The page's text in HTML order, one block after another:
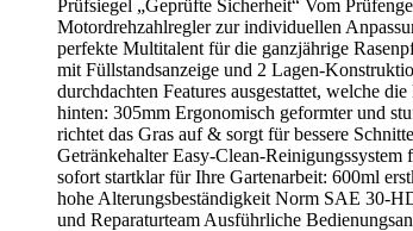
Prüfsiegel „Geprüfte Sicherheit“ Vom
Motordrehzahlregler zur individuellen
perfekte Multitalent für die ganzjährige
mit Füllstandsanzeige und 2 Lagen-
durchdachten Features ausgestattet, welche
hinten: 305mm Ergonomisch geformter und
richtet das Gras auf & sorgt für bessere
Getränkehalter Easy-Clean-
sofort startklar für Ihre Gartenarbeit: 600ml
hohe Alterungsbeständigkeit Norm SAE 30-
und Reparaturteam Ausführliche